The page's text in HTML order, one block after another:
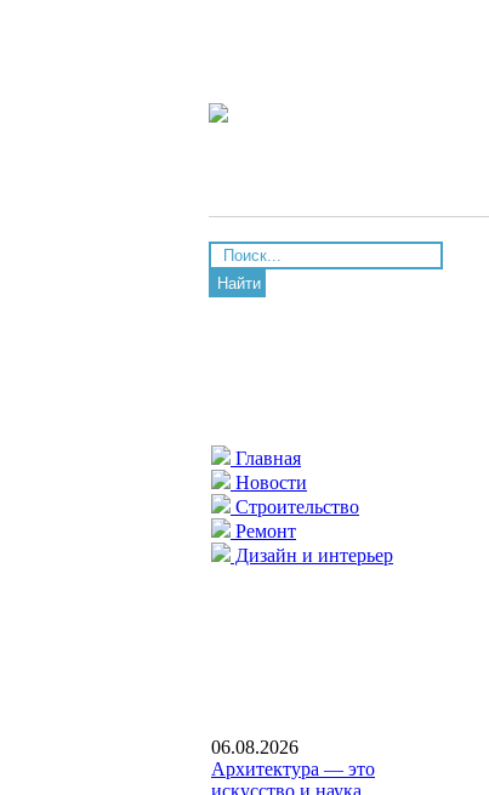
Найти
Главная
Новости
Строительство
Ремонт
Дизайн и интерьер
06.08.2026
Архитектура — это
искусство и наука